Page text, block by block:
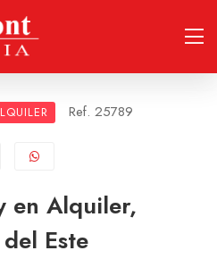
Ref. 25789
en Alquiler,
Este